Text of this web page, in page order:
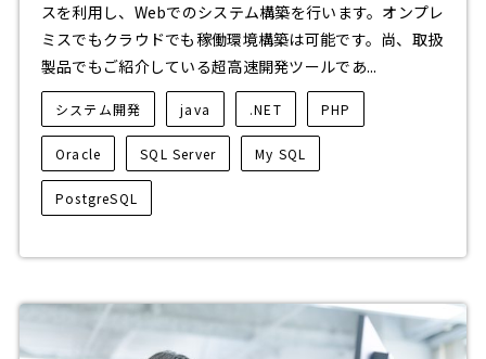
スを利用し、Webでのシステム構築を行います。オンプレ
ミスでもクラウドでも稼働環境構築は可能です。尚、取扱
製品でもご紹介している超高速開発ツールであ...
システム開発 java .NET PHP
Oracle SQL Server My SQL
PostgreSQL